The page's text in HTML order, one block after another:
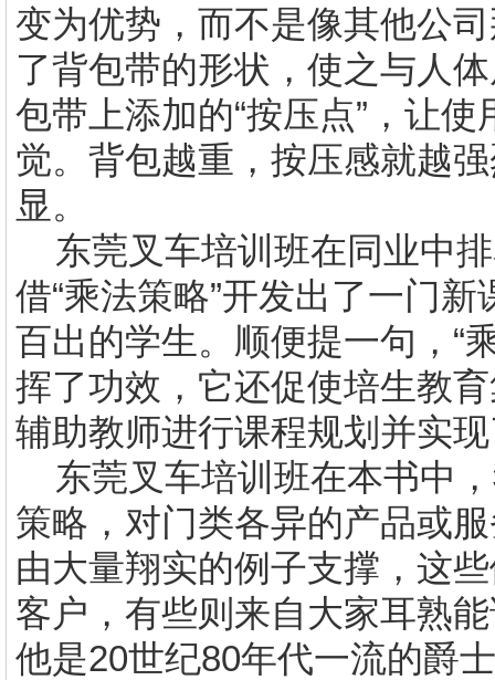
变为优势，而不是像其他公
了背包带的形状，使之与人
包带上添加的“按压点”，让
觉。背包越重，按压感就越
显。
东莞叉车培训班在同业中
借“乘法策略”开发出了一门
百出的学生。顺便提一句，“
挥了功效，它还促使培生教
辅助教师进行课程规划并实
东莞叉车培训 班在本书中
策略，对门类各异的产品或
由大量翔实的例子支撑，这
客户，有些则来自大家耳熟
他是20世纪80年代一流的爵